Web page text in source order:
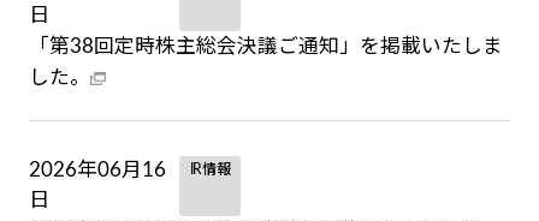
日
「第38回定時株主総会決議ご通知」を掲載いたしま
した。
2026年06月16
日
IR情報